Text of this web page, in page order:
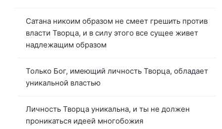
Сатана никоим образом не смеет грешить против
власти Творца, и в силу этого все сущее живет
надлежащим образом
Только Бог, имеющий личность Творца, обладает
уникальной властью
Личность Творца уникальна, и ты не должен
проникаться идеей многобожия